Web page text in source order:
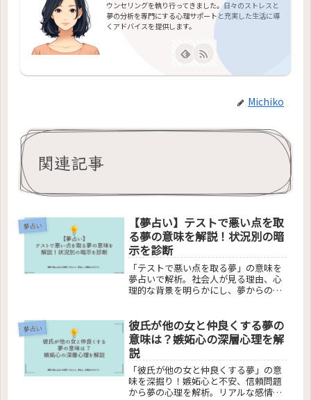
ウンセリングを執り行ってきました。日々のストレスと
夢の分析を専門にする心理サポートと充実した生活に導
くアドバイスを提供します。
Michiko
関連記事
夢占い
【夢占い】テストで悪い点を取
る夢の意味を解説！状況別の暗
示を診断
「テストで悪い点を取る夢」の意味を
夢占いで解析。社会人が見る理由、心
理的な背景を明らかにし、夢からの教
夢の背後にあるメッセージを探り、対
処法や未来へのヒントを提案。読者の
悩みを解決し、心理的な成長への道を
示します。
夢占い
彼氏が他の女と仲良くする夢の
意味は？嫉妬心の深層心理を解
説
「彼氏が他の女と仲良くする夢」の意
味を深掘り！嫉妬心と不安、信頼問題
から夢の心理を解析。リアルな感情と